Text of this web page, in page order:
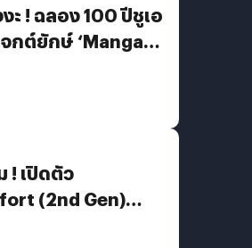
ะ ! ฉลอง 100 ปีชูเอ
จกต์ยักษ์ ‘Manga
ย
! เปิดตัว
(2nd Gen)